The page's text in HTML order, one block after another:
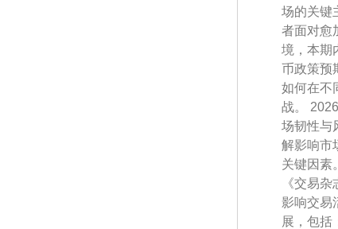
场的关键
者面对愈
境，本期
币政策预
如何在不
战。
场韧性与
解影响市
关键因素
《交易
影响交易
展，包括